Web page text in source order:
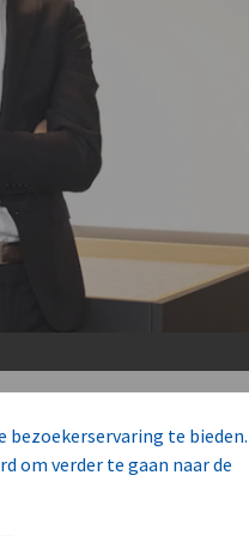
bezoekerservaring te bieden.
om verder te gaan naar de
en kwaliteitsvolle
firma’s,